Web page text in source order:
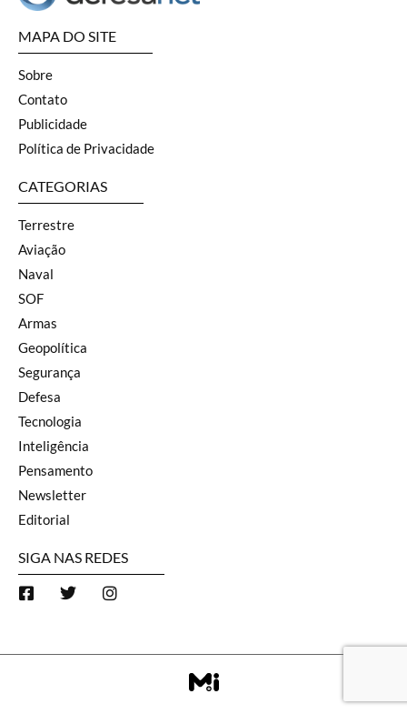
MAPA DO SITE
Sobre
Contato
Publicidade
Política de Privacidade
CATEGORIAS
Terrestre
Aviação
Naval
SOF
Armas
Geopolítica
Segurança
Defesa
Tecnologia
Inteligência
Pensamento
Newsletter
Editorial
SIGA NAS REDES